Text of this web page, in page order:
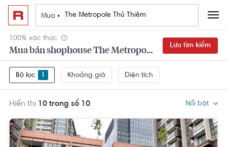
Mua •
100% xác thực
Mua bán shophouse The Metropole Thủ Thiêm Quận 2 đẹp,
Lưu tìm kiếm
Bộ lọc 1 Khoảng giá Diện tích
Hiển thị 10 trong số 10 Nổi bật